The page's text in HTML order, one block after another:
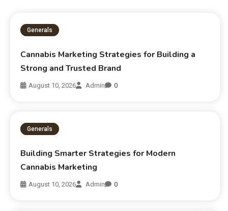
Generals
Cannabis Marketing Strategies for Building a
Strong and Trusted Brand
August 10, 2026 Admin 0
Generals
Building Smarter Strategies for Modern
Cannabis Marketing
August 10, 2026 Admin 0